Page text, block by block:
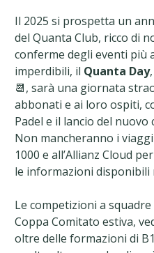
Il 2025 si prospetta un
del Quanta Club, ricco di
conferme degli eventi più
imperdibili, il Quanta Day
📆, sarà una giornata
abbonati e ai loro ospiti,
Padel e il lancio del nuovo
Non mancheranno i
1000 e all’Allianz Cloud
le informazioni disponibili
Le competizioni a
Coppa Comitato estiva,
oltre delle formazioni di